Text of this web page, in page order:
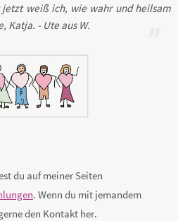
jetzt weiß ich, wie wahr und heilsam
Katja. - Ute aus W.
du auf meiner Seiten
. Wenn du mit jemandem
den Kontakt her.